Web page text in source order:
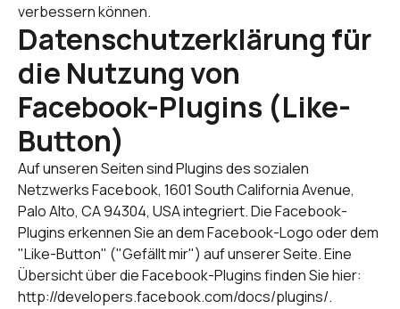
verbessern können.
Datenschutzerklärung für
die Nutzung von
Facebook-Plugins (Like-
Button)
Auf unseren Seiten sind Plugins des sozialen
Netzwerks Facebook, 1601 South California Avenue,
Palo Alto, CA 94304, USA integriert. Die Facebook-
Plugins erkennen Sie an dem Facebook-Logo oder dem
"Like-Button" ("Gefällt mir") auf unserer Seite. Eine
Übersicht über die Facebook-Plugins finden Sie hier:
http://developers.facebook.com/docs/plugins/.